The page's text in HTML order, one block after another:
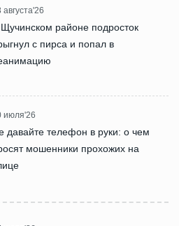
августа'26
районе подросток
с пирса и попал в
июля'26
давайте телефон в руки: о чем
мошенники прохожих на